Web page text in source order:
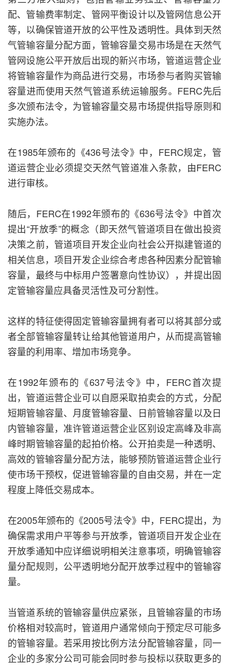
配、管输费率制定、管网平衡设计以及管网信息公开
等，以确保管道开放的公平性及透明性。具体到天然
气管输容量分配方面，管输容量交易市场是在天然气
管网设施公平开放后出现的新兴市场，管道运营企业
将管输容量作为商品进行交易，市场参与者购买管输
容量进而使用天然气管道系统运输服务。FERC先后
多次颁布法令，为管输容量交易市场提供指导原则和
实施办法。
在1985年颁布的《436号法令》中，FERC规定，管
道运营企业必须提交天然气管道准入条款，由FERC
进行审核。
随后，FERC在1992年颁布的《636号法令》中首次
提出“开放季”的概念（即天然气管道项目在做出投资
决策之前，管道项目开发企业向社会公开拟建管道的
相关信息，项目开发企业综合考虑各种因素分配管输
容量，最终与中标用户签署意向性协议），并提出固
定管输容量应具备灵活性及可分割性。
这样的特征使得固定管输容量拥有者可以将其部分或
者全部管输容量转让给其他管道用户，从而提高管输
容量的利用率、增加市场竞争。
在1992年颁布的《637号法令》中，FERC首次提
出，管道运营企业可以自愿采取拍卖会的方式，分配
短期管输容量、月度管输容量、日前管输容量以及日
内管输容量，准许管道运营企业区别设定高峰及非高
峰时期管输容量的起拍价格。公开拍卖是一种透明、
高效的管输容量分配方法，能够预防管道运营企业行
使市场干预权，促进管输容量的自由交易，并在一定
程度上降低交易成本。
在2005年颁布的《2005号法令》中，FERC提出，为
确保需求用户平等参与开放季，管道项目开发企业在
开放季通知中应详细说明相关注意事项，明确管输容
量分配规则，公平透明地分配开放季过程中的管输容
量。
当管道系统的管输容量供应紧张，且管输容量的市场
价格相对较高时，管道用户通常倾向于预定尽可能多
的管输容量。若采用按比例方法分配管输容量，同一
企业的多家分公司可能会同时参与投标以获取更多的